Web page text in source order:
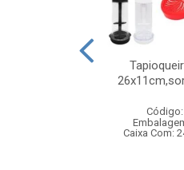
Caixa Com: